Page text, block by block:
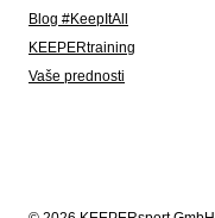
Blog #KeepItAll
KEEPERtraining
Vaše prednosti